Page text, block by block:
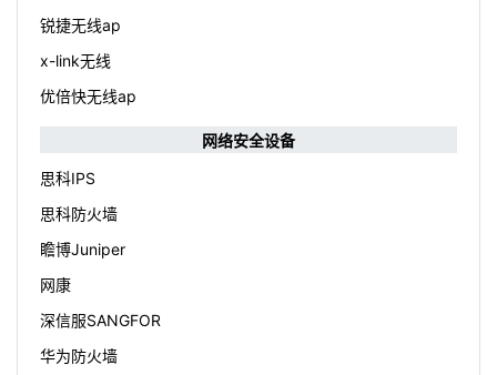
锐捷无线ap
x-link无线
优倍快无线ap
网络安全设备
思科IPS
思科防火墙
瞻博Juniper
网康
深信服SANGFOR
华为防火墙